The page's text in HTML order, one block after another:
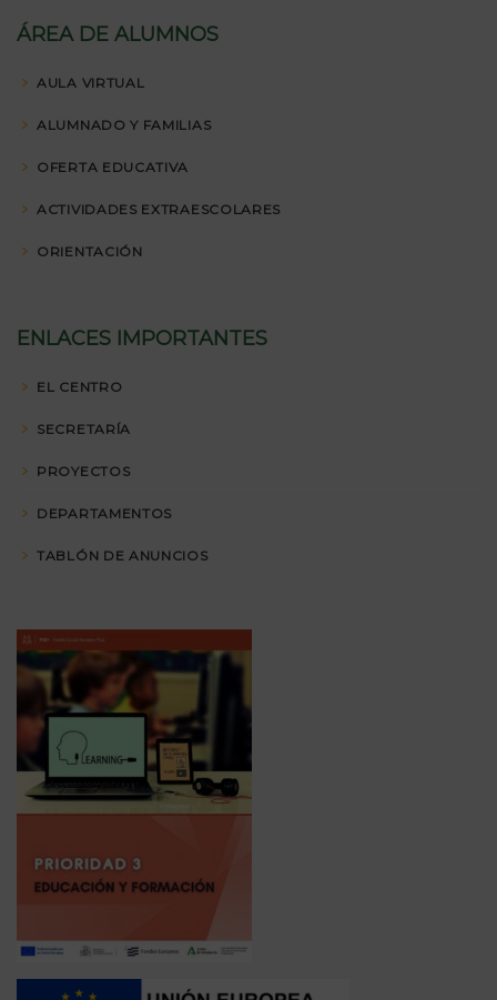
ÁREA DE ALUMNOS
AULA VIRTUAL
ALUMNADO Y FAMILIAS
OFERTA EDUCATIVA
ACTIVIDADES EXTRAESCOLARES
ORIENTACIÓN
ENLACES IMPORTANTES
EL CENTRO
SECRETARÍA
PROYECTOS
DEPARTAMENTOS
TABLÓN DE ANUNCIOS